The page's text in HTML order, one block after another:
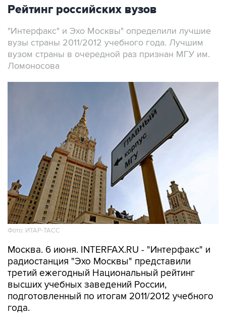
Рейтинг российских вузов
"Интерфакс" и Эхо Москвы" определили лучшие
вузы страны 2011/2012 учебного года. Лучшим
вузом страны в очередной раз признан МГУ им.
Ломоносова
Фото: ИТАР-ТАСС
Москва. 6 июня. INTERFAX.RU - "Интерфакс" и
радиостанция "Эхо Москвы" представили
третий ежегодный Национальный рейтинг
высших учебных заведений России,
подготовленный по итогам 2011/2012 учебного
года.